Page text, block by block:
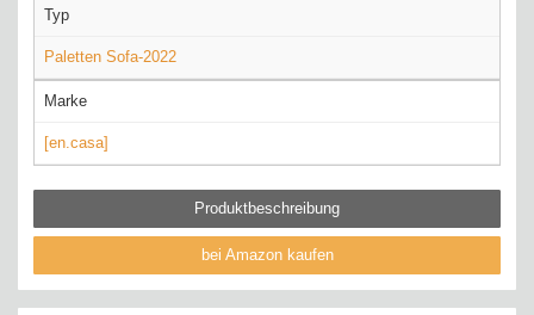
Typ
Paletten Sofa-2022
Marke
[en.casa]
Produktbeschreibung
bei Amazon kaufen